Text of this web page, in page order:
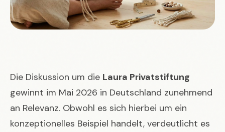
Die Diskussion um die Laura Privatstiftung
gewinnt im Mai 2026 in Deutschland zunehmend
an Relevanz. Obwohl es sich hierbei um ein
konzeptionelles Beispiel handelt, verdeutlicht es